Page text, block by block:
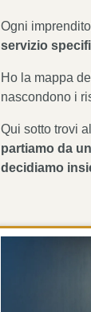
Ogni
servizio
Ho la mappa
nascondono i
Qui sotto trovi
partiamo da
decidiamo